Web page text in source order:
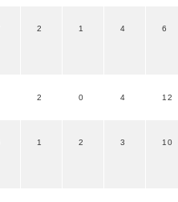
2 1 4 6
2 0 4 12
1 2 3 10